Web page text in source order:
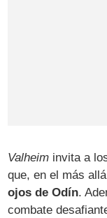
Valheim invita a
que, en el más
ojos de Odín.
combate